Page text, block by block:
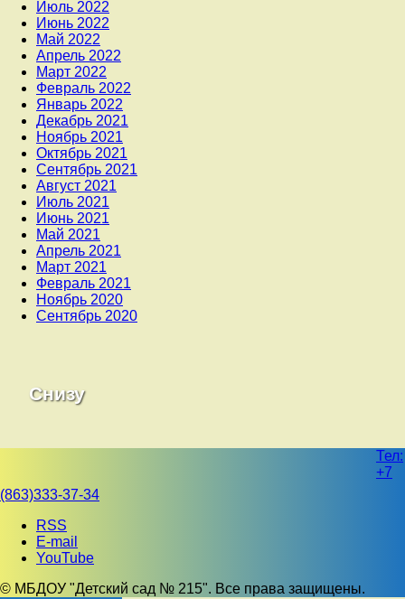
Июль 2022
Июнь 2022
Май 2022
Апрель 2022
Март 2022
Февраль 2022
Январь 2022
Декабрь 2021
Ноябрь 2021
Октябрь 2021
Сентябрь 2021
Август 2021
Июль 2021
Июнь 2021
Май 2021
Апрель 2021
Март 2021
Февраль 2021
Ноябрь 2020
Сентябрь 2020
Снизу
Тел:
+7
(863)333-37-34
RSS
E-mail
YouTube
© МБДОУ "Детский сад № 215". Все права защищены.